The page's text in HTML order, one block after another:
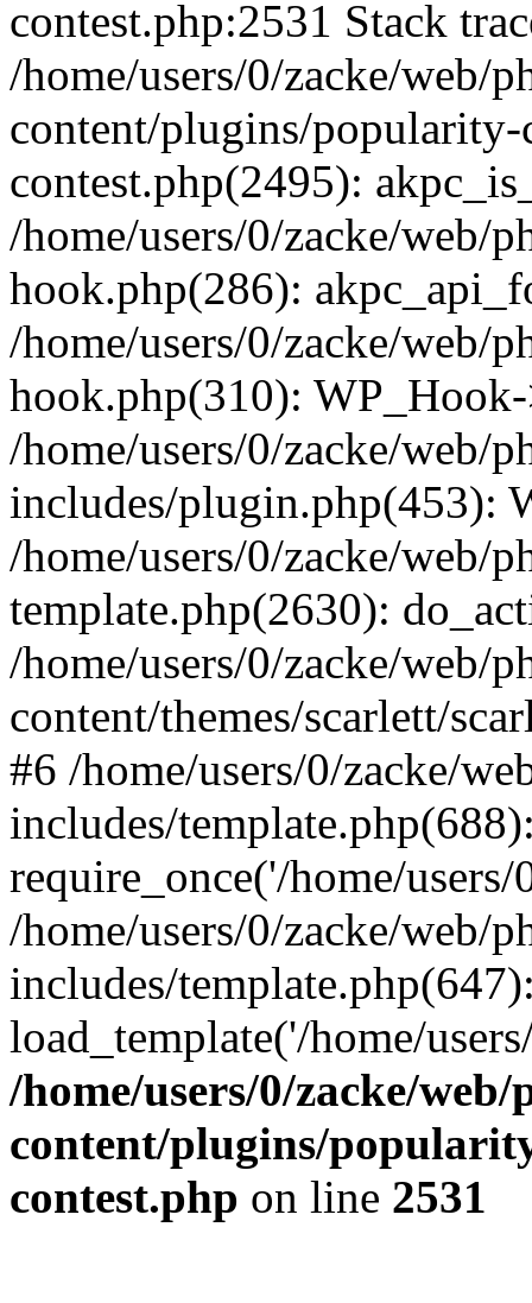
contest.php:2531 Stack
/home/users/0/zacke/web/
content/plugins/
contest.php(2495):
/home/users/0/zacke/web/
hook.php(286):
/home/users/0/zacke/web/
hook.php(310):
/home/users/0/zacke/web/
includes/plugin.php(453):
/home/users/0/zacke/web/
template.php(2630):
/home/users/0/zacke/web/
content/themes/scarlett/
#6 /home/users/0/zacke/
includes/
require_once('/home/
/home/users/0/zacke/web/
includes/
load_template('/home/
/home/users/0/zacke/
content/plugins/
contest.php on line 2531